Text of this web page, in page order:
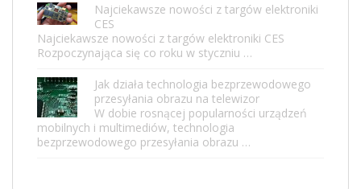
Najciekawsze nowości z targów elektroniki
CES
Najciekawsze nowości z targów elektroniki CES
Rozpoczynająca się co roku w styczniu …
Jak działa technologia bezprzewodowego
przesyłania obrazu na telewizor
W dobie rosnącej popularności urządzeń
mobilnych i multimediów, technologia
bezprzewodowego przesyłania obrazu …